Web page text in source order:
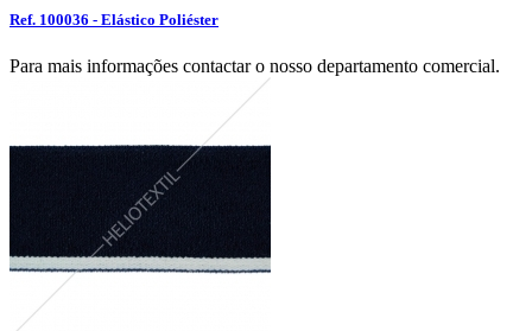
Ref. 100036 - Elástico Poliéster
Para mais informações contactar o nosso departamento comercial.